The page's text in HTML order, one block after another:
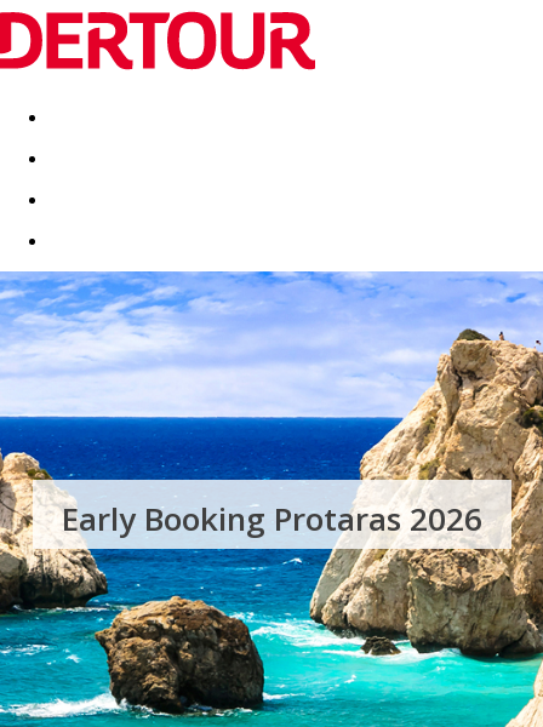
Destinatii Vacanta perfecta OFERTE DE NERATAT
Early Booking Protaras 2026